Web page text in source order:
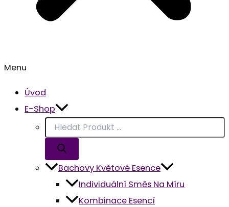
Menu
Úvod
E-Shop
Bachovy Květové Esence
Individuální Směs Na Míru
Kombinace Esencí